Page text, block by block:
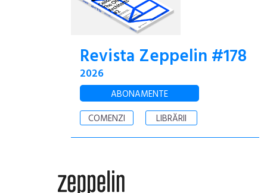
Revista Zeppelin #178
2026
ABONAMENTE
COMENZI
LIBRĂRII